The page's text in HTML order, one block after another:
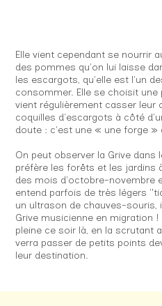
Elle vient cependant se nourrir
des pommes qu'on lui laisse
les escargots, qu'elle est l'un
consommer. Elle se choisit une
vient régulièrement casser leur
coquilles d'escargots à côté
doute : c'est une « une forge »
On peut observer la Grive dans
préfère les forêts et les jardins
des mois d'octobre-novembre
entend parfois de très légers
un ultrason de chauves-souris,
Grive musicienne en migration
pleine ce soir là, en la scrutant
verra passer de petits points
leur destination.